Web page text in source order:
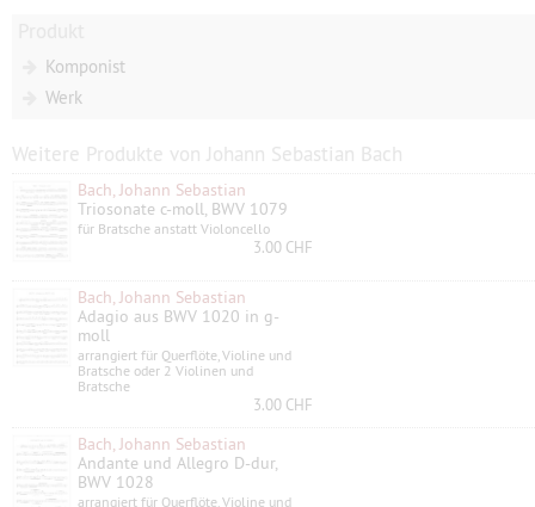
Komponist
Werk
Weitere Produkte von Johann Sebastian Bach
Bach, Johann Sebastian
Triosonate c-moll, BWV 1079
für Bratsche anstatt Violoncello
3.00 CHF
Bach, Johann Sebastian
Adagio aus BWV 1020 in g-
moll
arrangiert für Querflöte, Violine und
Bratsche oder 2 Violinen und
Bratsche
3.00 CHF
Bach, Johann Sebastian
Andante und Allegro D-dur,
BWV 1028
arrangiert für Querflöte, Violine und